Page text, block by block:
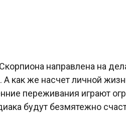
направлена на
как же насчет личной
переживания играют
будут безмятежно